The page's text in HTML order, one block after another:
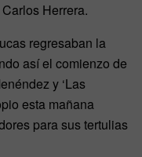
Herrera.
regresaban la
así el comienzo de
y ‘Las
esta mañana
para sus tertulias